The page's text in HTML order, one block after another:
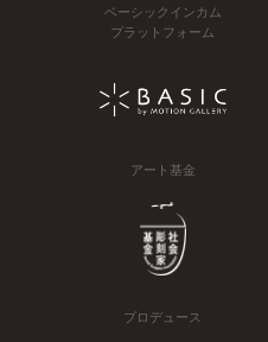
ベーシックインカム
プラットフォーム
アート基金
プロデュース